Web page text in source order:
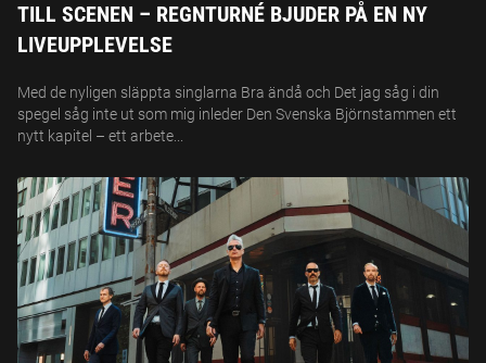
TILL SCENEN – REGNTURNÉ BJUDER PÅ EN NY
LIVEUPPLEVELSE
Med de nyligen släppta singlarna Bra ändå och Det jag såg i din
spegel såg inte ut som mig inleder Den Svenska Björnstammen ett
nytt kapitel – ett arbete...